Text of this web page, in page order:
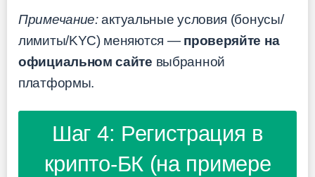
Примечание:актуальные условия (бонусы/
лимиты/KYC) меняются — проверяйте на
официальном сайте выбранной
платформы.
Шаг 4: Регистрация в
крипто-БК (на примере